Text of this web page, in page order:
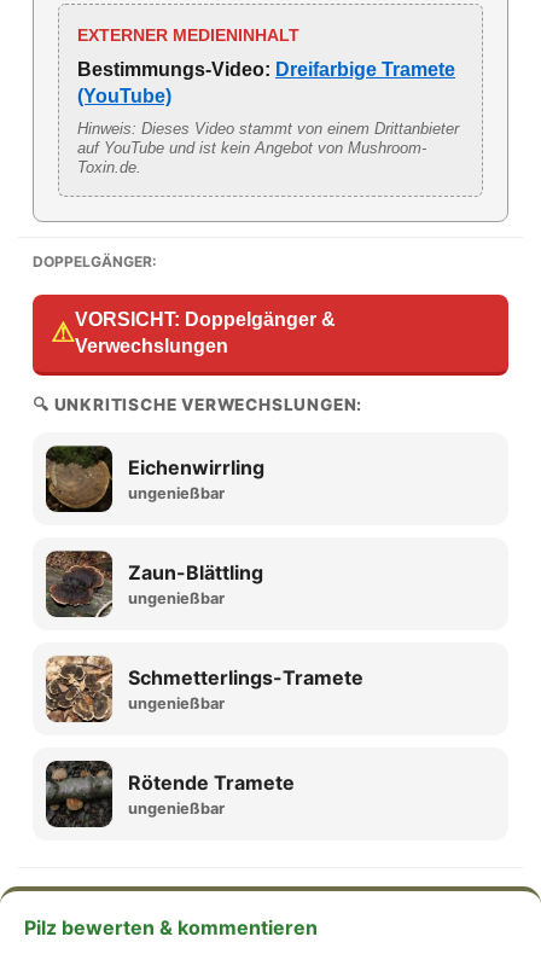
EXTERNER MEDIENINHALT
Bestimmungs-Video: Dreifarbige Tramete
(YouTube)
Hinweis: Dieses Video stammt von einem Drittanbieter
auf YouTube und ist kein Angebot von Mushroom-
Toxin.de.
DOPPELGÄNGER:
⚠VORSICHT: Doppelgänger &
Verwechslungen
🔍 UNKRITISCHE VERWECHSLUNGEN:
Eichenwirrling
ungenießbar
Zaun-Blättling
ungenießbar
Schmetterlings-Tramete
ungenießbar
Rötende Tramete
ungenießbar
Pilz bewerten & kommentieren